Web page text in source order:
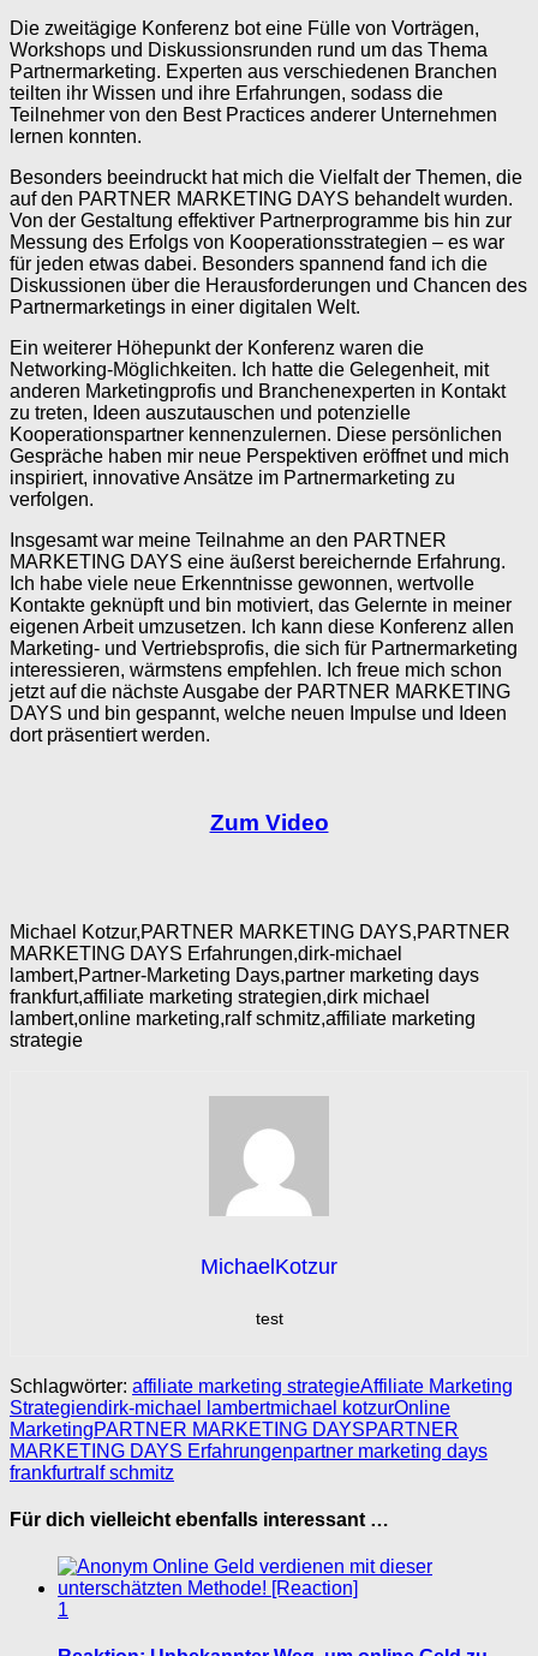
Die zweitägige Konferenz bot eine Fülle von Vorträgen,
Workshops und Diskussionsrunden rund um das Thema
Partnermarketing. Experten aus verschiedenen Branchen
teilten ihr Wissen und ihre Erfahrungen, sodass die
Teilnehmer von den Best Practices anderer Unternehmen
lernen konnten.
Besonders beeindruckt hat mich die Vielfalt der Themen, die
auf den PARTNER MARKETING DAYS behandelt wurden.
Von der Gestaltung effektiver Partnerprogramme bis hin zur
Messung des Erfolgs von Kooperationsstrategien – es war
für jeden etwas dabei. Besonders spannend fand ich die
Diskussionen über die Herausforderungen und Chancen des
Partnermarketings in einer digitalen Welt.
Ein weiterer Höhepunkt der Konferenz waren die
Networking-Möglichkeiten. Ich hatte die Gelegenheit, mit
anderen Marketingprofis und Branchenexperten in Kontakt
zu treten, Ideen auszutauschen und potenzielle
Kooperationspartner kennenzulernen. Diese persönlichen
Gespräche haben mir neue Perspektiven eröffnet und mich
inspiriert, innovative Ansätze im Partnermarketing zu
verfolgen.
Insgesamt war meine Teilnahme an den PARTNER
MARKETING DAYS eine äußerst bereichernde Erfahrung.
Ich habe viele neue Erkenntnisse gewonnen, wertvolle
Kontakte geknüpft und bin motiviert, das Gelernte in meiner
eigenen Arbeit umzusetzen. Ich kann diese Konferenz allen
Marketing- und Vertriebsprofis, die sich für Partnermarketing
interessieren, wärmstens empfehlen. Ich freue mich schon
jetzt auf die nächste Ausgabe der PARTNER MARKETING
DAYS und bin gespannt, welche neuen Impulse und Ideen
dort präsentiert werden.
Zum Video
Michael Kotzur,PARTNER MARKETING DAYS,PARTNER
MARKETING DAYS Erfahrungen,dirk-michael
lambert,Partner-Marketing Days,partner marketing days
frankfurt,affiliate marketing strategien,dirk michael
lambert,online marketing,ralf schmitz,affiliate marketing
strategie
MichaelKotzur
test
Schlagwörter: affiliate marketing strategieAffiliate Marketing
Strategiendirk-michael lambertmichael kotzurOnline
MarketingPARTNER MARKETING DAYSPARTNER
MARKETING DAYS Erfahrungenpartner marketing days
frankfurtralf schmitz
Für dich vielleicht ebenfalls interessant …
1